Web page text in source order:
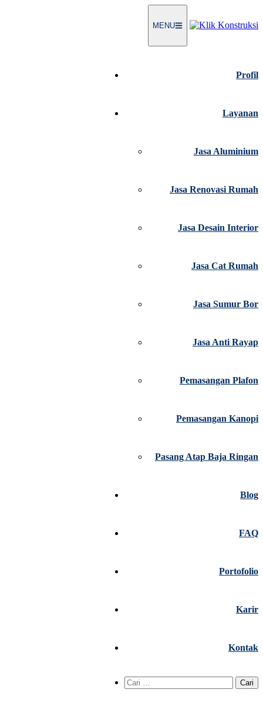
MENU
Profil
Layanan
Jasa Aluminium
Jasa Renovasi Rumah
Jasa Desain Interior
Jasa Cat Rumah
Jasa Sumur Bor
Jasa Anti Rayap
Pemasangan Plafon
Pemasangan Kanopi
Pasang Atap Baja Ringan
Blog
FAQ
Portofolio
Karir
Kontak
Cari
untuk: